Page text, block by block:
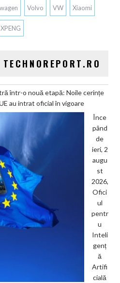
Volvo VW Xiaomi
XPENG
într-o nouă etapă: Noile cerințe
au intrat oficial în vigoare
Înce
pând
de
ieri, 2
augu
st
2026,
Ofici
ul
pentr
u
Inteli
genț
ă
Artifi
cială